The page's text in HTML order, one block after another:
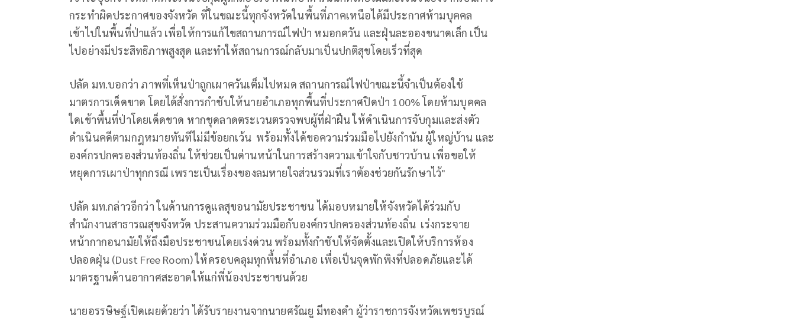
กระทำผิดประกาศของจังหวัด ที่ในขณะนี้ทุกจังหวัดในพื้นที่ภาคเหนือได้มีประกาศห้ามบุคคล
เข้าไปในพื้นที่ป่าแล้ว เพื่อให้การแก้ไขสถานการณ์ไฟป่า หมอกควัน และฝุ่นละอองขนาดเล็ก เป็น
ไปอย่างมีประสิทธิภาพสูงสุด และทำให้สถานการณ์กลับมาเป็นปกติสุขโดยเร็วที่สุด
ปลัด มท.บอกว่า ภาพที่เห็นป่าถูกเผาควันเต็มไปหมด สถานการณ์ไฟป่าขณะนี้จำเป็นต้องใช้
มาตรการเด็ดขาด โดยได้สั่งการกำชับให้นายอำเภอทุกพื้นที่ประกาศปิดป่า 100% โดยห้ามบุคคล
ใดเข้าพื้นที่ป่าโดยเด็ดขาด หากชุดลาดตระเวนตรวจพบผู้ที่ฝ่าฝืน ให้ดำเนินการจับกุมและส่งตัว
ดำเนินคดีตามกฎหมายทันทีไม่มีข้อยกเว้น พร้อมทั้งได้ขอความร่วมมือไปยังกำนัน ผู้ใหญ่บ้าน และ
องค์กรปกครองส่วนท้องถิ่น ให้ช่วยเป็นด่านหน้าในการสร้างความเข้าใจกับชาวบ้าน เพื่อขอให้
หยุดการเผาป่าทุกกรณี เพราะเป็นเรื่องของลมหายใจส่วนรวมที่เราต้องช่วยกันรักษาไว้"
ปลัด มท.กล่าวอีกว่า ในด้านการดูแลสุขอนามัยประชาชน ได้มอบหมายให้จังหวัดได้ร่วมกับ
สำนักงานสาธารณสุขจังหวัด ประสานความร่วมมือกับองค์กรปกครองส่วนท้องถิ่น เร่งกระจาย
หน้ากากอนามัยให้ถึงมือประชาชนโดยเร่งด่วน พร้อมทั้งกำชับให้จัดตั้งและเปิดให้บริการห้อง
ปลอดฝุ่น (Dust Free Room) ให้ครอบคลุมทุกพื้นที่อำเภอ เพื่อเป็นจุดพักพิงที่ปลอดภัยและได้
มาตรฐานด้านอากาศสะอาดให้แก่พี่น้องประชาชนด้วย
นายอรรษิษฐ์เปิดเผยด้วยว่า ได้รับรายงานจากนายศรัณยู มีทองคำ ผู้ว่าราชการจังหวัดเพชรบูรณ์